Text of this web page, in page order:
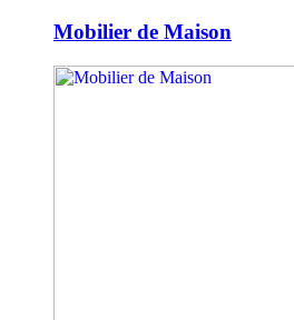
Mobilier de Maison